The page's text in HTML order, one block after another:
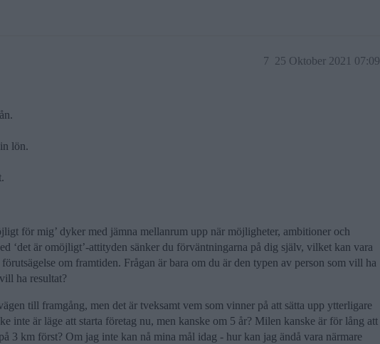
25 Oktober 2021 07:09
7
lön.
för mig’ dyker med jämna mellanrum upp när möjligheter, ambitioner och
‘det är omöjligt’-attityden sänker du förväntningarna på dig själv, vilket kan vara
om framtiden. Frågan är bara om du är den typen av person som vill ha
ha resultat?
till framgång, men det är tveksamt vem som vinner på att sätta upp ytterligare
inte är läge att starta företag nu, men kanske om 5 år? Milen kanske är för lång att
3 km först? Om jag inte kan nå mina mål idag - hur kan jag ändå vara närmare